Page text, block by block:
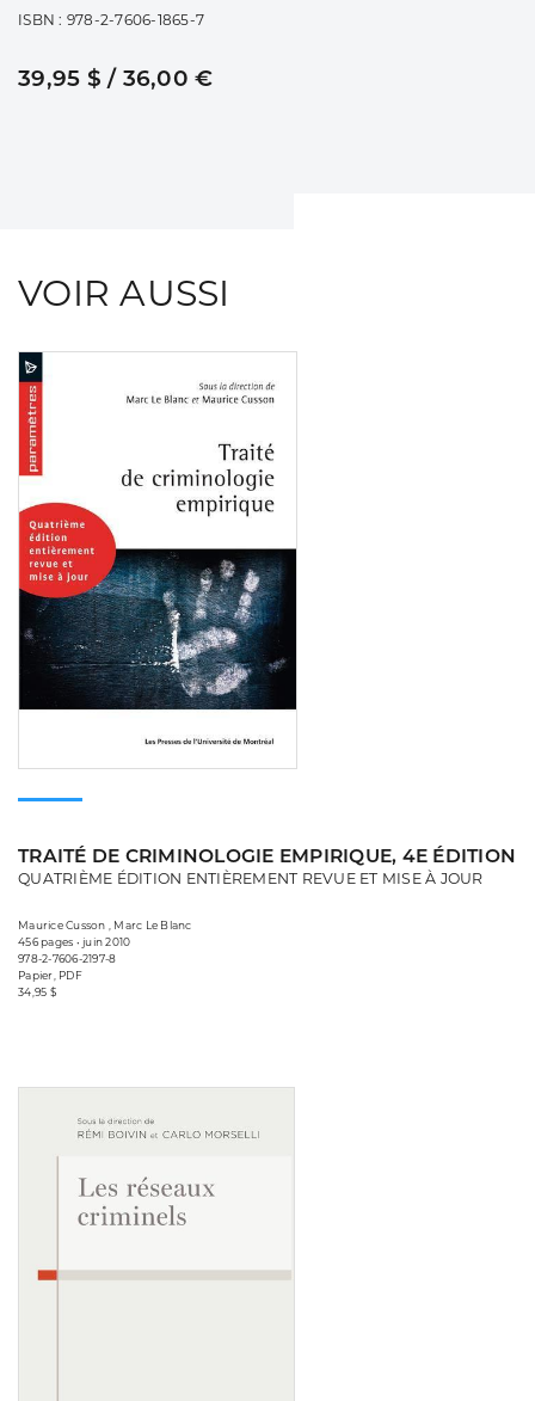
ISBN : 978-2-7606-1865-7
39,95 $ / 36,00 €
VOIR AUSSI
TRAITÉ DE CRIMINOLOGIE EMPIRIQUE, 4E ÉDITION
QUATRIÈME ÉDITION ENTIÈREMENT REVUE ET MISE À JOUR
Maurice Cusson , Marc Le Blanc
456 pages • juin 2010
978-2-7606-2197-8
Papier, PDF
34,95 $